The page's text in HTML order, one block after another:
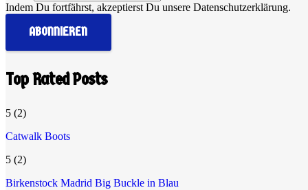
Indem Du fortfährst, akzeptierst Du unsere Datenschutzerklärung.
Top Rated Posts
5 (2)
Catwalk Boots
5 (2)
Birkenstock Madrid Big Buckle in Blau